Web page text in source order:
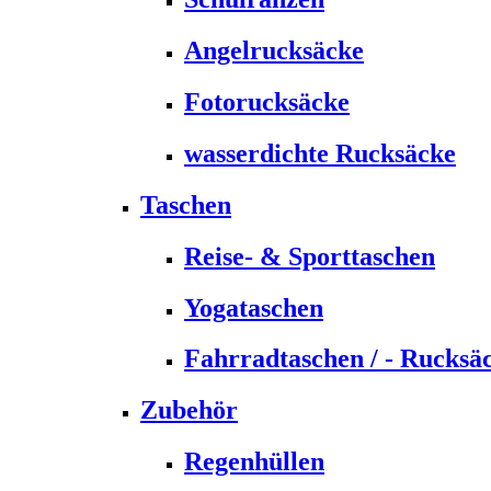
Angelrucksäcke
Fotorucksäcke
wasserdichte Rucksäcke
Taschen
Reise- & Sporttaschen
Yogataschen
Fahrradtaschen / -
Zubehör
Regenhüllen